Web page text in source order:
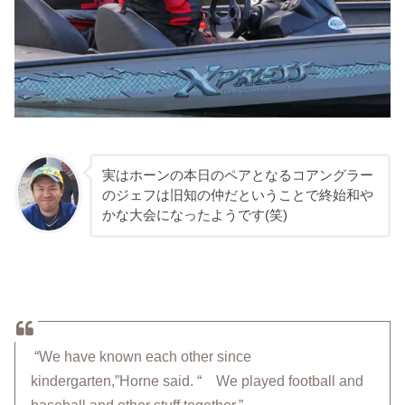
実はホーンの本日のペアとなるコアングラー
のジェフは旧知の仲だということで終始和や
かな大会になったようです(笑)
“We have known each other since
kindergarten,”Horne said. “ We played football and